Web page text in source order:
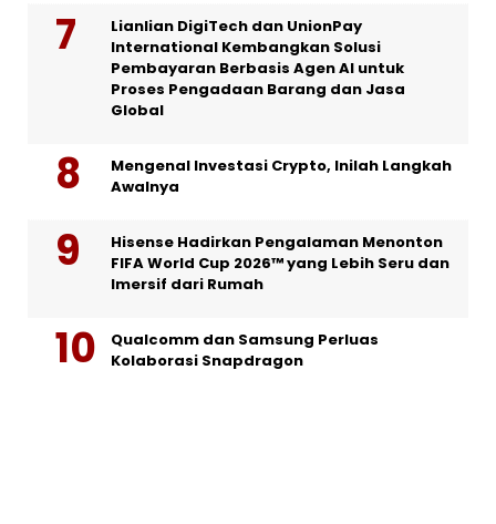
Lianlian DigiTech dan UnionPay
International Kembangkan Solusi
Pembayaran Berbasis Agen AI untuk
Proses Pengadaan Barang dan Jasa
Global
Mengenal Investasi Crypto, Inilah Langkah
Awalnya
Hisense Hadirkan Pengalaman Menonton
FIFA World Cup 2026™ yang Lebih Seru dan
Imersif dari Rumah
Qualcomm dan Samsung Perluas
Kolaborasi Snapdragon